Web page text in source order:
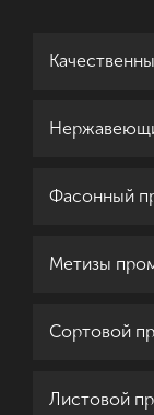
Фасонный
Метизы
Сортовой
Листовой